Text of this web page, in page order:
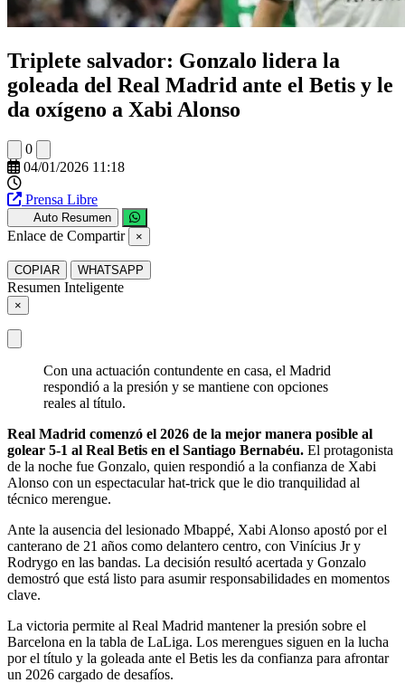
Triplete salvador: Gonzalo lidera la
goleada del Real Madrid ante el Betis y le
da oxígeno a Xabi Alonso
0
04/01/2026 11:18
Prensa Libre
Auto Resumen
Enlace de Compartir ×
COPIAR WHATSAPP
Resumen Inteligente
×
Con una actuación contundente en casa, el Madrid
respondió a la presión y se mantiene con opciones
reales al título.
Real Madrid comenzó el 2026 de la mejor manera posible al
golear 5-1 al Real Betis en el Santiago Bernabéu. El protagonista
de la noche fue Gonzalo, quien respondió a la confianza de Xabi
Alonso con un espectacular hat-trick que le dio tranquilidad al
técnico merengue.
Ante la ausencia del lesionado Mbappé, Xabi Alonso apostó por el
canterano de 21 años como delantero centro, con Vinícius Jr y
Rodrygo en las bandas. La decisión resultó acertada y Gonzalo
demostró que está listo para asumir responsabilidades en momentos
clave.
La victoria permite al Real Madrid mantener la presión sobre el
Barcelona en la tabla de LaLiga. Los merengues siguen en la lucha
por el título y la goleada ante el Betis les da confianza para afrontar
un 2026 cargado de desafíos.